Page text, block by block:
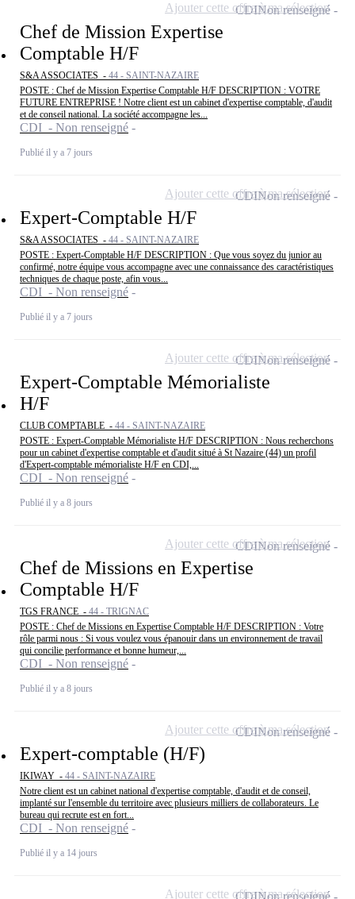
Chef de Mission Expertise
Comptable H/F
S&A ASSOCIATES - 44 - SAINT-NAZAIRE
POSTE : Chef de Mission Expertise Comptable H/F DESCRIPTION : VOTRE
FUTURE ENTREPRISE ! Notre client est un cabinet d'expertise comptable, d'audit
et de conseil national. La société accompagne les...
CDI - Non renseigné
Publié il y a 7 jours
CDINon renseigné
Ajouter cette offre à ma sélection
Expert-Comptable H/F
S&A ASSOCIATES - 44 - SAINT-NAZAIRE
POSTE : Expert-Comptable H/F DESCRIPTION : Que vous soyez du junior au
confirmé, notre équipe vous accompagne avec une connaissance des caractéristiques
techniques de chaque poste, afin vous...
CDI - Non renseigné
Publié il y a 7 jours
CDINon renseigné
Ajouter cette offre à ma sélection
Expert-Comptable Mémorialiste
H/F
CLUB COMPTABLE - 44 - SAINT-NAZAIRE
POSTE : Expert-Comptable Mémorialiste H/F DESCRIPTION : Nous recherchons
pour un cabinet d'expertise comptable et d'audit situé à St Nazaire (44) un profil
d'Expert-comptable mémorialiste H/F en CDI,...
CDI - Non renseigné
Publié il y a 8 jours
CDINon renseigné
Ajouter cette offre à ma sélection
Chef de Missions en Expertise
Comptable H/F
TGS FRANCE - 44 - TRIGNAC
POSTE : Chef de Missions en Expertise Comptable H/F DESCRIPTION : Votre
rôle parmi nous : Si vous voulez vous épanouir dans un environnement de travail
qui concilie performance et bonne humeur,...
CDI - Non renseigné
Publié il y a 8 jours
CDINon renseigné
Ajouter cette offre à ma sélection
Expert-comptable (H/F)
IKIWAY - 44 - SAINT-NAZAIRE
Notre client est un cabinet national d'expertise comptable, d'audit et de conseil,
implanté sur l'ensemble du territoire avec plusieurs milliers de collaborateurs. Le
bureau qui recrute est en fort...
CDI - Non renseigné
Publié il y a 14 jours
CDINon renseigné
Ajouter cette offre à ma sélection
CDINon renseigné
Ajouter cette offre à ma sélection